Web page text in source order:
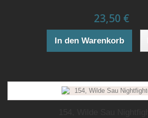
23,50 €
In den Warenkorb